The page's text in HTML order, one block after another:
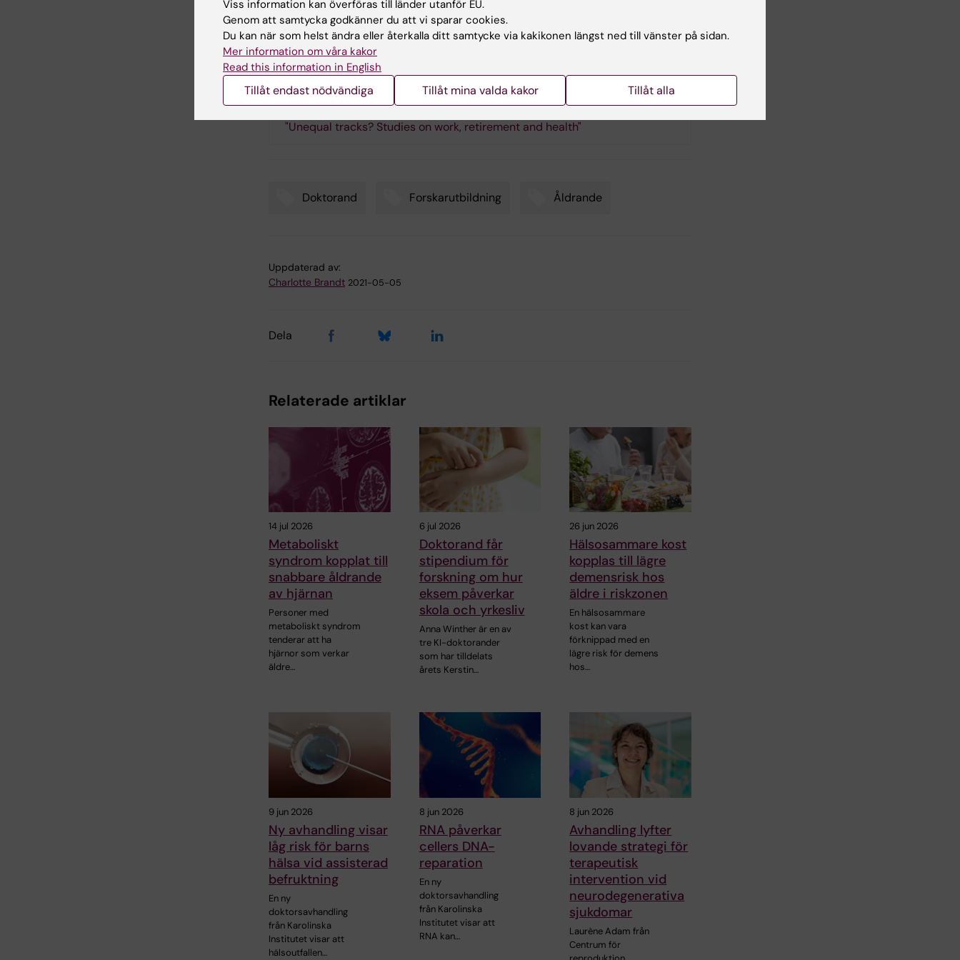
nuvarande och framtida pensionsreformer kan påverka deras hälsa,
både under arbetslivets gång men även i högre åldrar
Läs avhandlingen
"Unequal tracks? Studies on work, retirement and health"
Doktorand Forskarutbildning Åldrande
Uppdaterad av:
Charlotte Brandt 2021-05-05
Dela
Relaterade artiklar
14 jul 2026
Metaboliskt
syndrom kopplat till
snabbare åldrande
av hjärnan
Personer med
metaboliskt syndrom
tenderar att ha
hjärnor som verkar
äldre…
6 jul 2026
Doktorand får
stipendium för
forskning om hur
eksem påverkar
skola och yrkesliv
Anna Winther är en av
tre KI-doktorander
som har tilldelats
årets Kerstin…
26 jun 2026
Hälsosammare kost
kopplas till lägre
demensrisk hos
äldre i riskzonen
En hälsosammare
kost kan vara
förknippad med en
lägre risk för demens
hos…
9 jun 2026
Ny avhandling visar
låg risk för barns
hälsa vid assisterad
befruktning
En ny
doktorsavhandling
från Karolinska
Institutet visar att
hälsoutfallen…
8 jun 2026
RNA påverkar
cellers DNA-
reparation
En ny
doktorsavhandling
från Karolinska
Institutet visar att
RNA kan…
8 jun 2026
Avhandling lyfter
lovande strategi för
terapeutisk
intervention vid
neurodegenerativa
sjukdomar
Laurène Adam från
Centrum för
Viss information kan överföras till länder utanför EU.
Genom att samtycka godkänner du att vi sparar cookies.
Du kan när som helst ändra eller återkalla ditt samtycke via kakikonen längst ned till vänster på sidan.
Mer information om våra kakor
Read this information in English
Tillåt endast nödvändiga Tillåt mina valda kakor Tillåt alla